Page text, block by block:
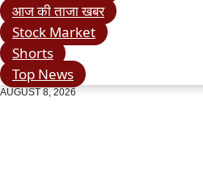
आज की ताजा खबर
Stock Market
Shorts
Top News
AUGUST 8, 2026